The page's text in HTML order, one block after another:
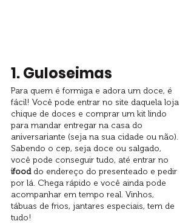
1. Guloseimas
Para quem é formiga e adora um doce, é
fácil! Você pode entrar no site daquela loja
chique de doces e comprar um kit lindo
para mandar entregar na casa do
aniversariante (seja na sua cidade ou não).
Sabendo o cep, seja doce ou salgado,
você pode conseguir tudo, até entrar no
ifood do endereço do presenteado e pedir
por lá. Chega rápido e você ainda pode
acompanhar em tempo real. Vinhos,
tábuas de frios, jantares especiais, tem de
tudo!